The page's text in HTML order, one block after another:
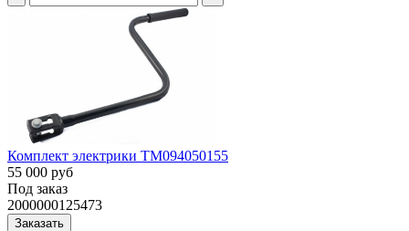
Комплект электрики ТМ094050155
55 000 руб
Под заказ
2000000125473
Заказать